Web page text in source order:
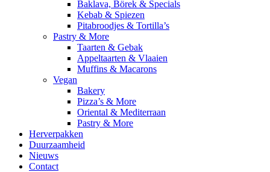
Baklava, Börek & Specials
Kebab & Spiezen
Pitabroodjes & Tortilla’s
Pastry & More
Taarten & Gebak
Appeltaarten & Vlaaien
Muffins & Macarons
Vegan
Bakery
Pizza’s & More
Oriental & Mediterraan
Pastry & More
Herverpakken
Duurzaamheid
Nieuws
Contact